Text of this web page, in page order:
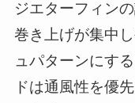
ジエターフィン
巻き上げが集中
ュパターンにす
ドは通風性を優